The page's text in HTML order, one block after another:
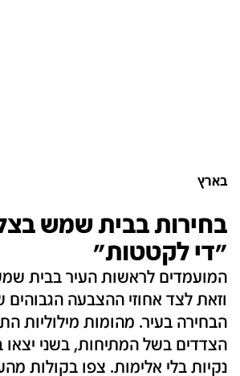
בארץ
בחירות בבית שמש
"די לקטטות"
המועמדים לראשות העיר בבית
וזאת לצד אחוזי ההצבעה הגבוהים
הבחירה בעיר. מהומות מילוליות
הצדדים בשל המתיחות, בשני יצאו
נקיות בלי אלימות. צפו בקולות